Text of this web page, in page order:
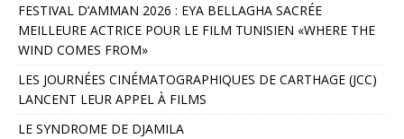
FESTIVAL D’AMMAN 2026 : EYA BELLAGHA SACRÉE
MEILLEURE ACTRICE POUR LE FILM TUNISIEN «WHERE THE
WIND COMES FROM»
LES JOURNÉES CINÉMATOGRAPHIQUES DE CARTHAGE (JCC)
LANCENT LEUR APPEL À FILMS
LE SYNDROME DE DJAMILA